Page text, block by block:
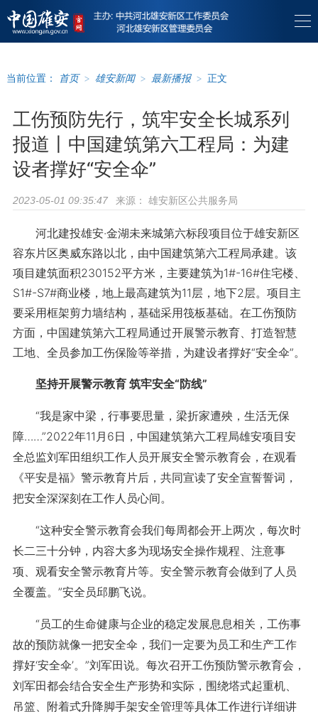
当前位置： 首页 > 雄安新闻 > 最新播报 > 正文
工伤预防先行，筑牢安全长城系列
报道丨中国建筑第六工程局：为建
设者撑好“安全伞”
2023-05-01 09:35:47 来源： 雄安新区公共服务局
河北建投雄安·金湖未来城第六标段项目位于雄安新区
容东片区奥威东路以北，由中国建筑第六工程局承建。该
项目建筑面积230152平方米，主要建筑为1#-16#住宅楼、
S1#-S7#商业楼，地上最高建筑为11层，地下2层。项目主
要采用框架剪力墙结构，基础采用筏板基础。在工伤预防
方面，中国建筑第六工程局通过开展警示教育、打造智慧
工地、全员参加工伤保险等举措，为建设者撑好“安全伞”。
坚持开展警示教育 筑牢安全“防线”
“我是家中梁，行事要思量，梁折家遭殃，生活无保
障……”2022年11月6日，中国建筑第六工程局雄安项目安
全总监刘军田组织工作人员开展安全警示教育会，在观看
《平安是福》警示教育片后，共同宣读了安全宣誓誓词，
把安全深深刻在工作人员心间。
“这种安全警示教育会我们每周都会开上两次，每次时
长二三十分钟，内容大多为现场安全操作规程、注意事
项、观看安全警示教育片等。安全警示教育会做到了人员
全覆盖。”安全员邱鹏飞说。
“员工的生命健康与企业的稳定发展息息相关，工伤事
故的预防就像一把安全伞，我们一定要为员工和生产工作
撑好‘安全伞’。”刘军田说。每次召开工伤预防警示教育会，
刘军田都会结合安全生产形势和实际，围绕塔式起重机、
吊篮、附着式升降脚手架安全管理等具体工作进行详细讲